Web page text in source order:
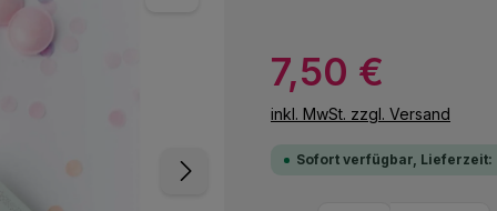
Regulärer Preis:
7,50 €
inkl. MwSt. zzgl. Versand
Sofort verfügbar, Lieferzeit: